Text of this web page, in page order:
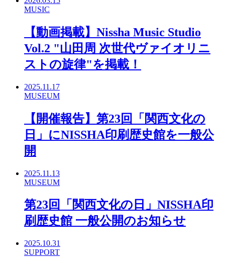
MUSIC
【動画掲載】Nissha Music Studio
Vol.2 "山田周 次世代ヴァイオリニ
ストの旋律"を掲載！
2025.11.17
MUSEUM
【開催報告】第23回「関西文化の
日」にNISSHA印刷歴史館を一般公
開
2025.11.13
MUSEUM
第23回「関西文化の日」NISSHA印
刷歴史館 一般公開のお知らせ
2025.10.31
SUPPORT